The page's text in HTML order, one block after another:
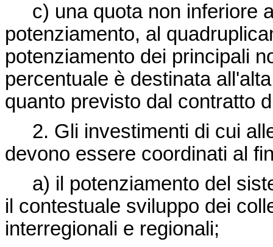
c) una quota non inferiore
potenziamento, al
potenziamento dei principali
percentuale è destinata
quanto previsto dal contratto
2. Gli investimenti di cui
devono essere coordinati al
a) il potenziamento del
il contestuale sviluppo dei
interregionali e regionali;